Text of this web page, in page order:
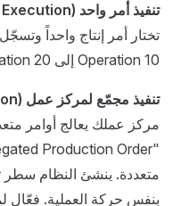
تنفيذ أمر واحد (Single Order Execution)
تختار أمر إنتاج واحداً
Operation 10 إلى Operation 20.
تنفيذ مجمّع لمركز عمل (Batch Work Center Execution)
مركز عملك يعالج أوامر
متعددة. ينشئ النظام سطر
بنفس حركة العملية. فعّال